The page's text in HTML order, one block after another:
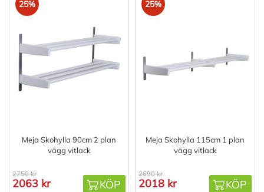
25%
Meja Skohylla 90cm 2 plan
vägg vitlack
2750 kr
2063 kr KÖP
25%
Meja Skohylla 115cm 1 plan
vägg vitlack
2690 kr
2018 kr KÖP